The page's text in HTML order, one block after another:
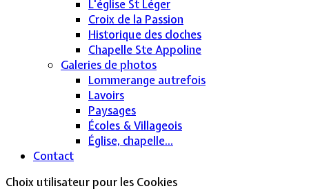
L'église St Léger
Croix de la Passion
Historique des cloches
Chapelle Ste Appoline
Galeries de photos
Lommerange autrefois
Lavoirs
Paysages
Écoles & Villageois
Église, chapelle...
Contact
Choix utilisateur pour les Cookies